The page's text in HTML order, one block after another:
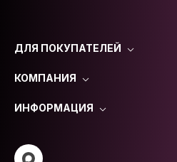
ДЛЯ ПОКУПАТЕЛЕЙ
КОМПАНИЯ
ИНФОРМАЦИЯ